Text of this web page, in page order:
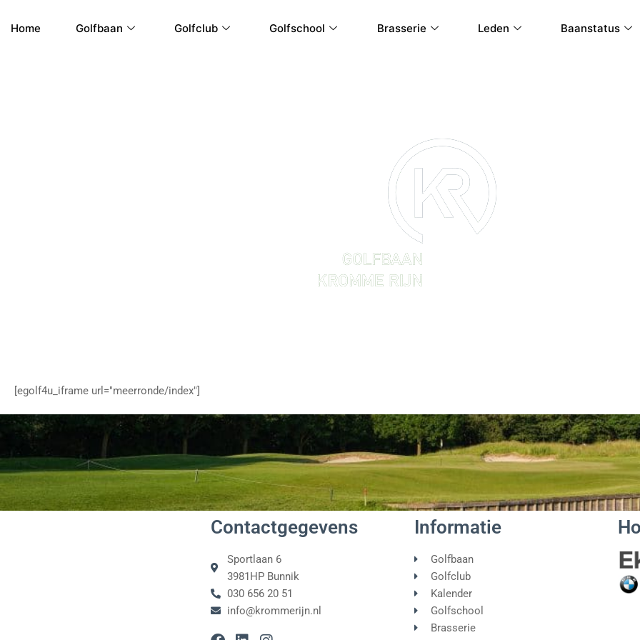
naarHome Golfbaan Golfclub Golfschool Brasserie Leden Baanstatus
[egolf4u_iframe url="meerronde/index"]
Contactgegevens
Sportlaan 6
3981HP Bunnik
030 656 20 51
info@krommerijn.nl
Informatie
Golfbaan
Golfclub
Kalender
Golfschool
Brasserie